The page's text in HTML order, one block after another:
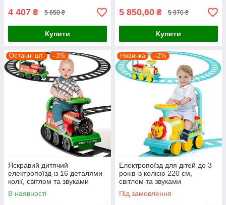
4 407 ₴ 5 650 ₴
Купити
5 850,60 ₴ 5 970 ₴
Купити
Останні шт. –3%
Яскравий дитячий
електропоїзд із 16 деталями
колії, світлом та звуками
В наявності
Новинка –2%
Електропоїзд для дітей до 3
років із колією 220 см,
світлом та звуками
Під замовлення